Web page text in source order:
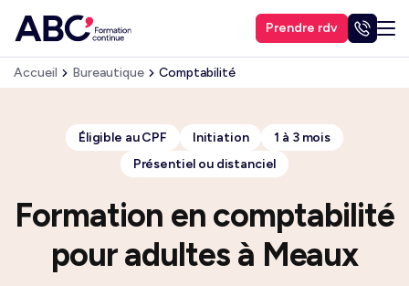
Prendre rdv
Accueil Bureautique Comptabilité
Formation en comptabilité
pour adultes à Meaux
Éligible au CPF Initiation
1 à 3 mois
Présentiel ou distanciel